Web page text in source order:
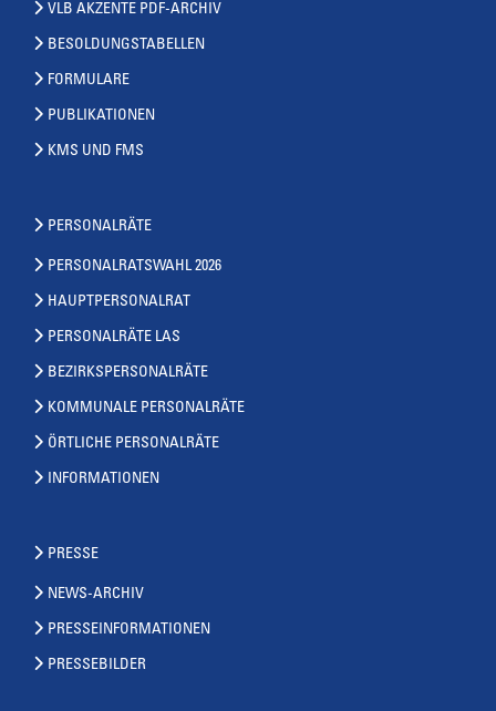
VLB AKZENTE PDF-ARCHIV
BESOLDUNGSTABELLEN
FORMULARE
PUBLIKATIONEN
KMS UND FMS
PERSONALRÄTE
PERSONALRATSWAHL 2026
HAUPTPERSONALRAT
PERSONALRÄTE LAS
BEZIRKSPERSONALRÄTE
KOMMUNALE PERSONALRÄTE
ÖRTLICHE PERSONALRÄTE
INFORMATIONEN
PRESSE
NEWS-ARCHIV
PRESSEINFORMATIONEN
PRESSEBILDER